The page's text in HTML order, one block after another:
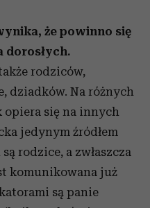
że powinno się
dorosłych.
rodziców,
dziadków. Na różnych
opiera się na innych
jedynym źródłem
rodzice, a zwłaszcza
komunikowana już
są panie